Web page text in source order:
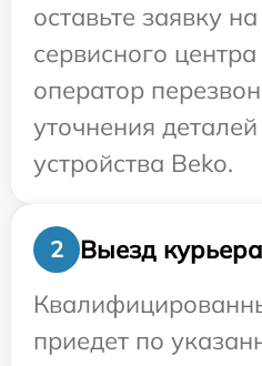
оставьте заявку
сервисного
оператор
уточнения
устройства Beko.
2
Выезд
приедет по